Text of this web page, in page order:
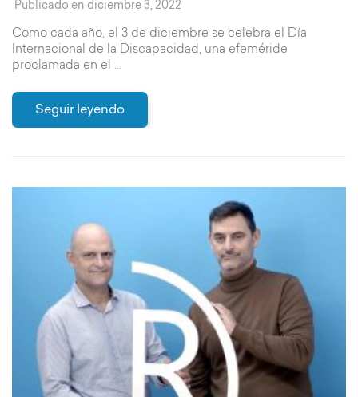
Publicado en diciembre 3, 2022
Como cada año, el 3 de diciembre se celebra el Día
Internacional de la Discapacidad, una efeméride
proclamada en el …
Seguir leyendo